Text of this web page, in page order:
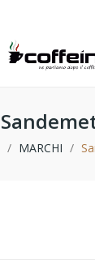
MARCHI